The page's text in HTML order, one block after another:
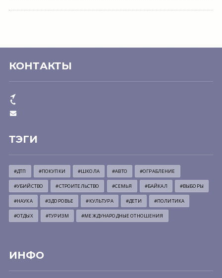
КОНТАКТЫ
ТЭГИ
#ДТП #ПОКУПКИ #ШКОЛА #АВТО #ОГРАБЛЕНИЕ
#УБИЙСТВО #СТРОИТЕЛЬСТВО #СЕМЬЯ #БАЙКАЛ #ВЫБОРЫ
#НАУКА #ЗДОРОВЬЕ #КУЛЬТУРА #ДЕТИ #ПОЛИТИКА
#ОТДЫХ #ТУРИЗМ #МЕЖДУНАРОДНЫЕ ОТНОШЕНИЯ
ИНФО